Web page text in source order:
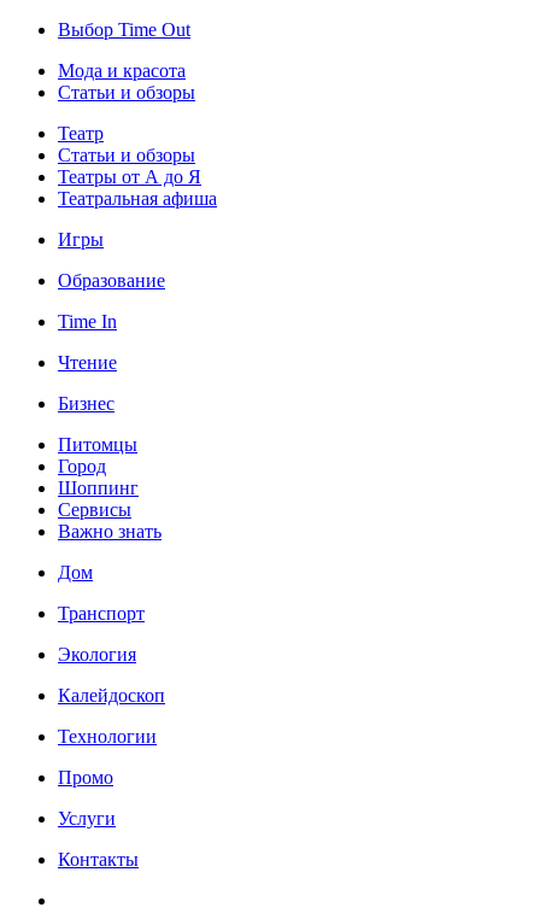
Выбор Time Out
Мода и красота
Статьи и обзоры
Театр
Статьи и обзоры
Театры от А до Я
Театральная афиша
Игры
Образование
Time In
Чтение
Бизнес
Питомцы
Город
Шоппинг
Сервисы
Важно знать
Дом
Транспорт
Экология
Калейдоскоп
Технологии
Промо
Услуги
Контакты